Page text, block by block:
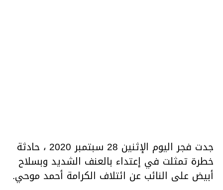
جدت فجر اليوم الإثنين 28 سبتمبر 2020 ، حادثة
خطرة تمثلت في إعتداء بالعنف الشديد وبسلاح
أبيض على النائب عن ائتلاف الكرامة أحمد موحي.